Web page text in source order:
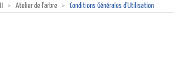
Atelier de l'arbre Conditions Générales d'Utilisation